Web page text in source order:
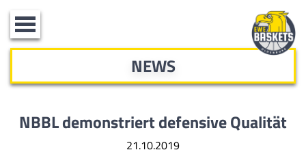
Toggle
navigation
NEWS
NBBL demonstriert defensive Qualität
21.10.2019